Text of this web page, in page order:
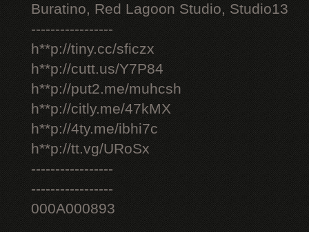
Buratino, Red Lagoon Studio, Studio13
-----------------
h**p://tiny.cc/sficzx
h**p://cutt.us/Y7P84
h**p://put2.me/muhcsh
h**p://citly.me/47kMX
h**p://4ty.me/ibhi7c
h**p://tt.vg/URoSx
-----------------
-----------------
000A000893